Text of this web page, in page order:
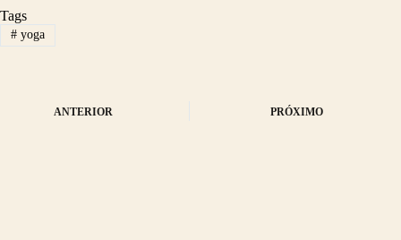
A
Tags
#yoga
ANTERIOR PRÓXIMO